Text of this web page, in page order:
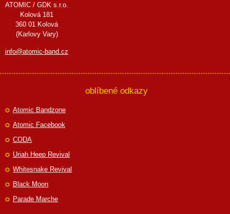
ATOMIC / GDK s.r.o.
Kolová 181
360 01 Kolová
(Karlovy Vary)
info@atomic-band.cz
oblíbené odkazy
Atomic Bandzone
Atomic Facebook
CODA
Uriah Heep Revival
Whitesnake Revival
Black Moon
Parade Marche